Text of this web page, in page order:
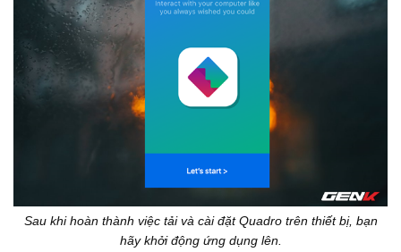
Sau khi hoàn thành việc tải và cài đặt Quadro trên thiết bị, bạn
hãy khởi động ứng dụng lên.